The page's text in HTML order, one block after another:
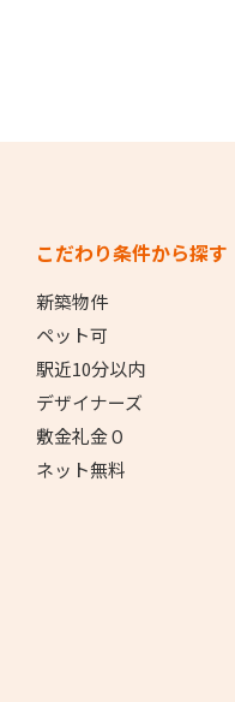
こだわり条件から探す
新築物件
ペット可
駅近10分以内
デザイナーズ
敷金礼金０
ネット無料